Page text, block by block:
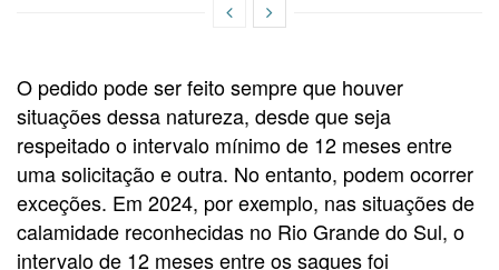
O pedido pode ser feito sempre que houver
situações dessa natureza, desde que seja
respeitado o intervalo mínimo de 12 meses entre
uma solicitação e outra. No entanto, podem ocorrer
exceções. Em 2024, por exemplo, nas situações de
calamidade reconhecidas no Rio Grande do Sul, o
intervalo de 12 meses entre os saques foi